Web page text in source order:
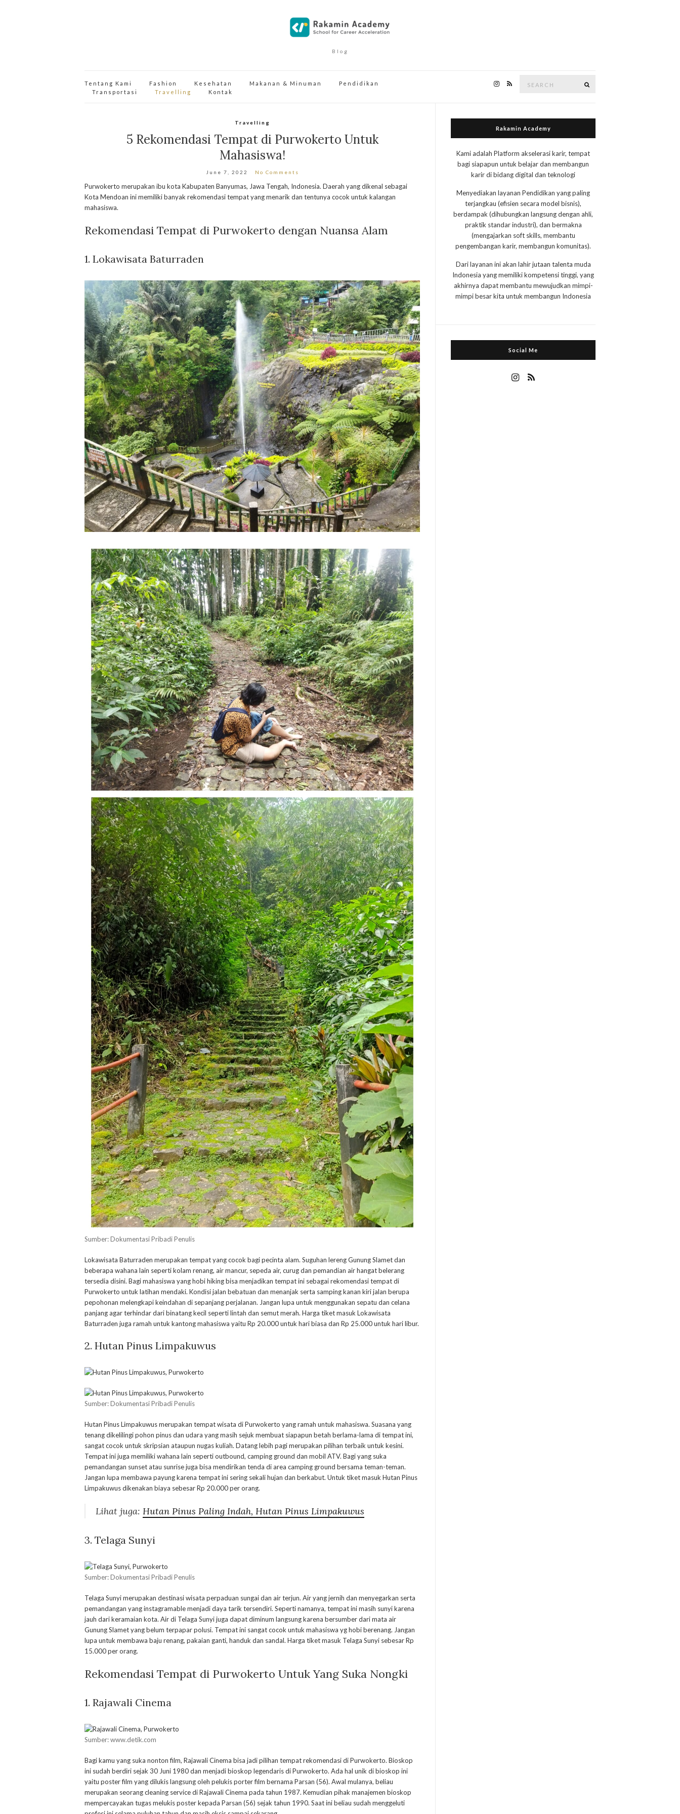
Blog
Tentang Kami Fashion Kesehatan Makanan & Minuman
Pendidikan
Transportasi
Travelling Kontak
Travelling
5 Rekomendasi Tempat di Purwokerto Untuk
Mahasiswa!
June 7, 2022 No Comments
Purwokerto merupakan ibu kota Kabupaten Banyumas, Jawa Tengah, Indonesia. Daerah yang dikenal sebagai
Kota Mendoan ini memiliki banyak rekomendasi tempat yang menarik dan tentunya cocok untuk kalangan
mahasiswa.
Rekomendasi Tempat di Purwokerto dengan Nuansa Alam
1. Lokawisata Baturraden
Sumber: Dokumentasi Pribadi Penulis
Lokawisata Baturraden merupakan tempat yang cocok bagi pecinta alam. Suguhan lereng Gunung Slamet dan
beberapa wahana lain seperti kolam renang, air mancur, sepeda air, curug dan pemandian air hangat belerang
tersedia disini. Bagi mahasiswa yang hobi hiking bisa menjadikan tempat ini sebagai rekomendasi tempat di
Purwokerto untuk latihan mendaki. Kondisi jalan bebatuan dan menanjak serta samping kanan kiri jalan berupa
pepohonan melengkapi keindahan di sepanjang perjalanan. Jangan lupa untuk menggunakan sepatu dan celana
panjang agar terhindar dari binatang kecil seperti lintah dan semut merah. Harga tiket masuk Lokawisata
Baturraden juga ramah untuk kantong mahasiswa yaitu Rp 20.000 untuk hari biasa dan Rp 25.000 untuk hari libur.
2. Hutan Pinus Limpakuwus
Sumber: Dokumentasi Pribadi Penulis
Hutan Pinus Limpakuwus merupakan tempat wisata di Purwokerto yang ramah untuk mahasiswa. Suasana yang
tenang dikelilingi pohon pinus dan udara yang masih sejuk membuat siapapun betah berlama-lama di tempat ini,
sangat cocok untuk skripsian ataupun nugas kuliah. Datang lebih pagi merupakan pilihan terbaik untuk kesini.
Tempat ini juga memiliki wahana lain seperti outbound, camping ground dan mobil ATV. Bagi yang suka
pemandangan sunset atau sunrise juga bisa mendirikan tenda di area camping ground bersama teman-teman.
Jangan lupa membawa payung karena tempat ini sering sekali hujan dan berkabut. Untuk tiket masuk Hutan Pinus
Limpakuwus dikenakan biaya sebesar Rp 20.000 per orang.
Lihat juga: Hutan Pinus Paling Indah, Hutan Pinus Limpakuwus
3. Telaga Sunyi
Sumber: Dokumentasi Pribadi Penulis
Telaga Sunyi merupakan destinasi wisata perpaduan sungai dan air terjun. Air yang jernih dan menyegarkan serta
pemandangan yang instagramable menjadi daya tarik tersendiri. Seperti namanya, tempat ini masih sunyi karena
jauh dari keramaian kota. Air di Telaga Sunyi juga dapat diminum langsung karena bersumber dari mata air
Gunung Slamet yang belum terpapar polusi. Tempat ini sangat cocok untuk mahasiswa yg hobi berenang. Jangan
lupa untuk membawa baju renang, pakaian ganti, handuk dan sandal. Harga tiket masuk Telaga Sunyi sebesar Rp
15.000 per orang.
Rekomendasi Tempat di Purwokerto Untuk Yang Suka Nongki
1. Rajawali Cinema
Sumber: www.detik.com
Bagi kamu yang suka nonton film, Rajawali Cinema bisa jadi pilihan tempat rekomendasi di Purwokerto. Bioskop
ini sudah berdiri sejak 30 Juni 1980 dan menjadi bioskop legendaris di Purwokerto. Ada hal unik di bioskop ini
yaitu poster film yang dilukis langsung oleh pelukis porter film bernama Parsan (56). Awal mulanya, beliau
merupakan seorang cleaning service di Rajawali Cinema pada tahun 1987. Kemudian pihak manajemen bioskop
mempercayakan tugas melukis poster kepada Parsan (56) sejak tahun 1990. Saat ini beliau sudah menggeluti
Rakamin Academy
Kami adalah Platform akselerasi karir, tempat
bagi siapapun untuk belajar dan membangun
karir di bidang digital dan teknologi
Menyediakan layanan Pendidikan yang paling
terjangkau (efisien secara model bisnis),
berdampak (dihubungkan langsung dengan ahli,
praktik standar industri), dan bermakna
(mengajarkan soft skills, membantu
pengembangan karir, membangun komunitas).
Dari layanan ini akan lahir jutaan talenta muda
Indonesia yang memiliki kompetensi tinggi, yang
akhirnya dapat membantu mewujudkan mimpi-
mimpi besar kita untuk membangun Indonesia
Social Me